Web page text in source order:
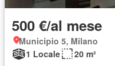
500 €/al mese
Municipio 5, Milano
1 Locale
20 m²